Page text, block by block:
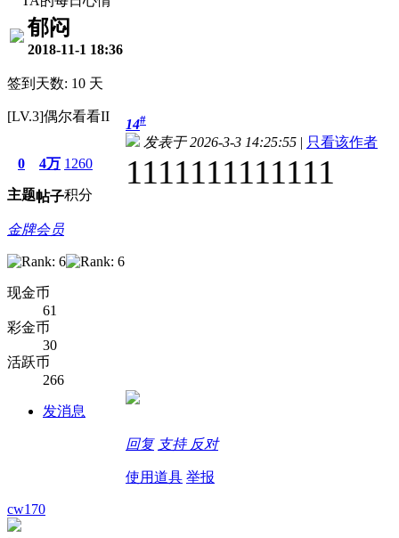
郁闷
2018-11-1 18:36
签到天数: 10 天
[LV.3]偶尔看看II
0
主题
4万
帖子
1260
积分
金牌会员
现金币
61
彩金币
30
活跃币
266
发消息
14#
发表于 2026-3-3 14:25:55 | 只看该作者
1111111111111
回复 支持 反对
使用道具 举报
cw170